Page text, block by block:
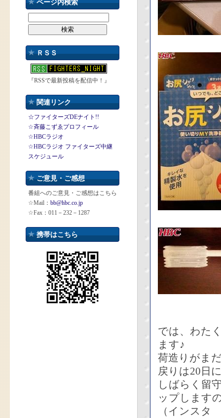
ページ内検索
ＲＳＳ
『RSSで最新投稿を配信中！』
関連リンク
☆ファイターズDEナイト!!
☆斉藤こずゑプロフィール
☆HBCラジオ
☆HBCラジオ ファイターズ中継
スケジュール
ご意見・ご感想
番組へのご意見・ご感想はこちら
☆Mail： bb@hbc.co.jp
☆Fax：011－232－1287
携帯はこちら
では、わた
ます♪
荷造りがま
戻りは20日
しばらく留
ップします
（インスタ